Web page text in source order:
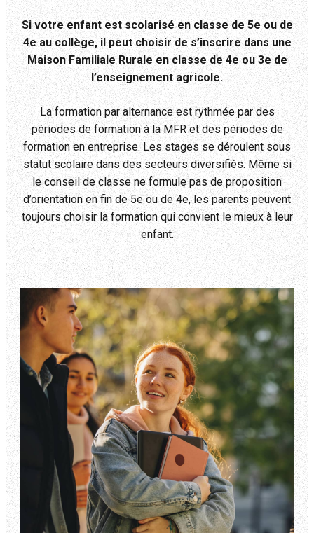
Si votre enfant est scolarisé en classe de 5e ou de
4e au collège, il peut choisir de s’inscrire dans une
Maison Familiale Rurale en classe de 4e ou 3e de
l’enseignement agricole.
La formation par alternance est rythmée par des
périodes de formation à la MFR et des périodes de
formation en entreprise. Les stages se déroulent sous
statut scolaire dans des secteurs diversifiés. Même si
le conseil de classe ne formule pas de proposition
d’orientation en fin de 5e ou de 4e, les parents peuvent
toujours choisir la formation qui convient le mieux à leur
enfant.